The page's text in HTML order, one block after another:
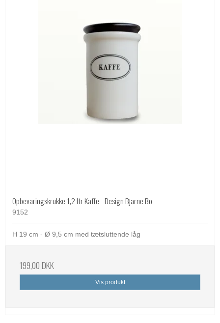
Opbevaringskrukke 1,2 ltr Kaffe - Design Bjarne Bo
9152
H 19 cm - Ø 9,5 cm med tætsluttende låg
199,00 DKK
Vis produkt